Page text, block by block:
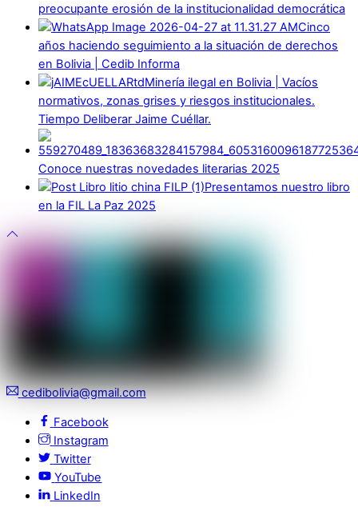
preocupante erosión de la institucionalidad democrática
Cinco
años haciendo seguimiento a la situación de derechos
en Bolivia | Cedib Informa
Minería ilegal en Bolivia | Vacíos
normativos, zonas grises y riesgos institucionales.
Tiempo Deliberar Jaime Cuéllar.
Conoce nuestras novedades literarias 2025
Presentamos nuestro libro
en la FIL La Paz 2025
cedibolivia@gmail.com
Facebook
Instagram
Twitter
YouTube
LinkedIn